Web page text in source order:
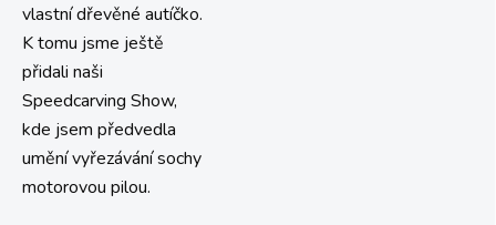
vlastní dřevěné autíčko.
K tomu jsme ještě
přidali naši
Speedcarving Show,
kde jsem předvedla
umění vyřezávání sochy
motorovou pilou.